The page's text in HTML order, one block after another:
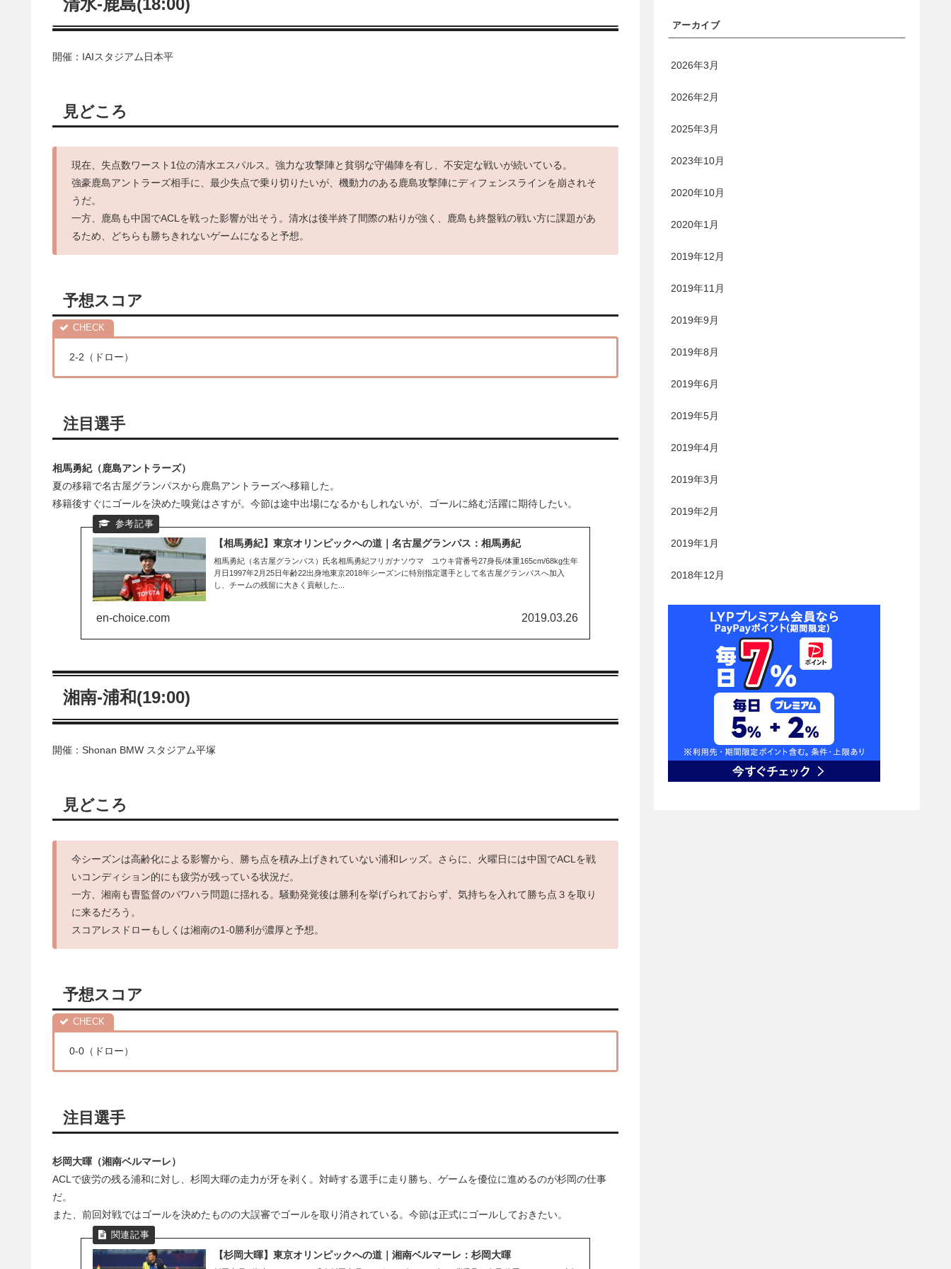
開催：IAIスタジアム日本平
見どころ
現在、失点数ワースト1位の清水エスパルス。強力な攻撃陣と貧弱な守備陣を有し、不安定な戦いが続いている。
強豪鹿島アントラーズ相手に、最少失点で乗り切りたいが、機動力のある鹿島攻撃陣にディフェンスラインを崩されそ
うだ。
一方、鹿島も中国でACLを戦った影響が出そう。清水は後半終了間際の粘りが強く、鹿島も終盤戦の戦い方に課題があ
るため、どちらも勝ちきれないゲームになると予想。
予想スコア
2-2（ドロー）
注目選手
相馬勇紀（鹿島アントラーズ）
夏の移籍で名古屋グランパスから鹿島アントラーズへ移籍した。
移籍後すぐにゴールを決めた嗅覚はさすが。今節は途中出場になるかもしれないが、ゴールに絡む活躍に期待したい。
【相馬勇紀】東京オリンピックへの道｜名古屋グランパス：相馬勇紀
相馬勇紀（名古屋グランパス）氏名相馬勇紀フリガナソウマ ユウキ背番号27身長/体重165cm/68kg生年
月日1997年2月25日年齢22出身地東京2018年シーズンに特別指定選手として名古屋グランパスへ加入
し、チームの残留に大きく貢献した...
en-choice.com 2019.03.26
湘南-浦和(19:00)
開催：Shonan BMW スタジアム平塚
見どころ
今シーズンは高齢化による影響から、勝ち点を積み上げきれていない浦和レッズ。さらに、火曜日には中国でACLを戦
いコンディション的にも疲労が残っている状況だ。
一方、湘南も曺監督のパワハラ問題に揺れる。騒動発覚後は勝利を挙げられておらず、気持ちを入れて勝ち点３を取り
に来るだろう。
スコアレスドローもしくは湘南の1-0勝利が濃厚と予想。
予想スコア
0-0（ドロー）
注目選手
杉岡大暉（湘南ベルマーレ）
ACLで疲労の残る浦和に対し、杉岡大暉の走力が牙を剥く。対峙する選手に走り勝ち、ゲームを優位に進めるのが杉岡の仕事
だ。
また、前回対戦ではゴールを決めたものの大誤審でゴールを取り消されている。今節は正式にゴールしておきたい。
【杉岡大暉】東京オリンピックへの道｜湘南ベルマーレ：杉岡大暉
アーカイブ
2026年3月
2026年2月
2025年3月
2023年10月
2020年10月
2020年1月
2019年12月
2019年11月
2019年9月
2019年8月
2019年6月
2019年5月
2019年4月
2019年3月
2019年2月
2019年1月
2018年12月